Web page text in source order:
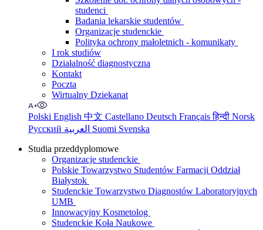
studenci
Badania lekarskie studentów
Organizacje studenckie
Polityka ochrony małoletnich - komunikaty
I rok studiów
Działalność diagnostyczna
Kontakt
Poczta
Wirtualny Dziekanat
Polski English 中文 Castellano Deutsch Françaisहिन्दी Norsk
Русский
Suomi Svenska
Studia przeddyplomowe
Organizacje studenckie
Polskie Towarzystwo Studentów Farmacji Oddział
Białystok
Studenckie Towarzystwo Diagnostów Laboratoryjnych
UMB
Innowacyjny Kosmetolog
Studenckie Koła Naukowe